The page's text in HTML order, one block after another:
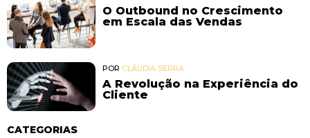
O Outbound no Crescimento
em Escala das Vendas
POR CLÁUDIA SERRA
A Revolução na Experiência do
Cliente
CATEGORIAS